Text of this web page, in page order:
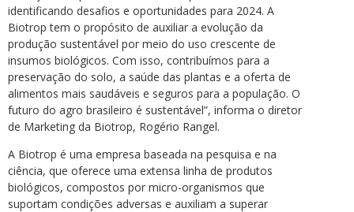
identificando desafios e oportunidades para 2024. A
Biotrop tem o propósito de auxiliar a evolução da
produção sustentável por meio do uso crescente de
insumos biológicos. Com isso, contribuímos para a
preservação do solo, a saúde das plantas e a oferta de
alimentos mais saudáveis e seguros para a população. O
futuro do agro brasileiro é sustentável”, informa o diretor
de Marketing da Biotrop, Rogério Rangel.
A Biotrop é uma empresa baseada na pesquisa e na
ciência, que oferece uma extensa linha de produtos
biológicos, compostos por micro-organismos que
suportam condições adversas e auxiliam a superar